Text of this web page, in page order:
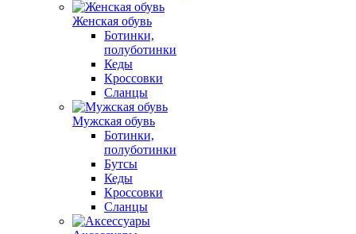
Женская обувь
Ботинки,
полуботинки
Кеды
Кроссовки
Сланцы
Мужская обувь
Ботинки,
полуботинки
Бутсы
Кеды
Кроссовки
Сланцы